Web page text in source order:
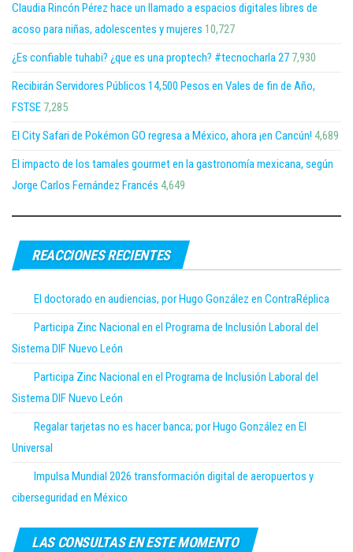
Claudia Rincón Pérez hace un llamado a espacios digitales libres de
acoso para niñas, adolescentes y mujeres 10,727
¿Es confiable tuhabi? ¿que es una proptech? #tecnocharla 27 7,930
Recibirán Servidores Públicos 14,500 Pesos en Vales de fin de Año,
FSTSE 7,285
El City Safari de Pokémon GO regresa a México, ahora ¡en Cancún! 4,689
El impacto de los tamales gourmet en la gastronomía mexicana, según
Jorge Carlos Fernández Francés 4,649
REACCIONES RECIENTES
El doctorado en audiencias, por Hugo González en ContraRéplica
Participa Zinc Nacional en el Programa de Inclusión Laboral del
Sistema DIF Nuevo León
Participa Zinc Nacional en el Programa de Inclusión Laboral del
Sistema DIF Nuevo León
Regalar tarjetas no es hacer banca; por Hugo González en El
Universal
Impulsa Mundial 2026 transformación digital de aeropuertos y
ciberseguridad en México
LAS CONSULTAS EN ESTE MOMENTO